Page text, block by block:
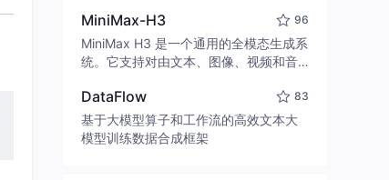
致性能。 ｜ An open-source alternativ
e to Claude Code. Connect any LLM,
edit code, run commands, and verify
MiniMax-H3 96
MiniMax H3 是一个通用的全模态生成系
统。它支持对由文本、图像、视频和音
并能生成分辨率高达 2K、时长可达 15
秒的带原生立体声音频的视频。得益于
面向任务泛化的系统设计，H3 在预训练
DataFlow 83
基于大模型算子和工作流的高效文本大
模型训练数据合成框架